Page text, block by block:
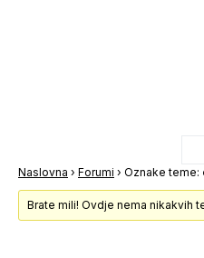
Naslovna › Forumi › Oznake teme:
Brate mili! Ovdje nema nikakvih